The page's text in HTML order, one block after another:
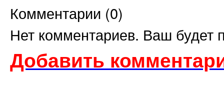
Комментарии (0)
Нет комментариев. Ваш будет
Добавить